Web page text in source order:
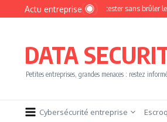
Aller au contenu
Actu entreprise
Comment devenir pentester sans brûler les
DATA
Petites entreprises, grandes menaces : restez
Cybersécurité entreprise